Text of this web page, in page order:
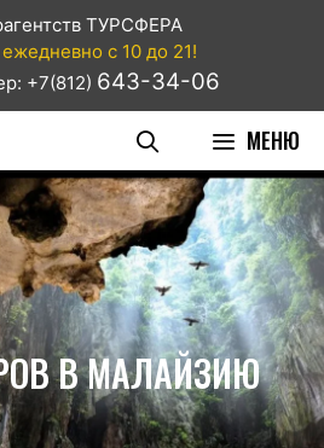
ТУРСФЕРА
с 10 до 21!
+7(812) 643-34-06
МЕНЮ
В МАЛАЙЗИЮ